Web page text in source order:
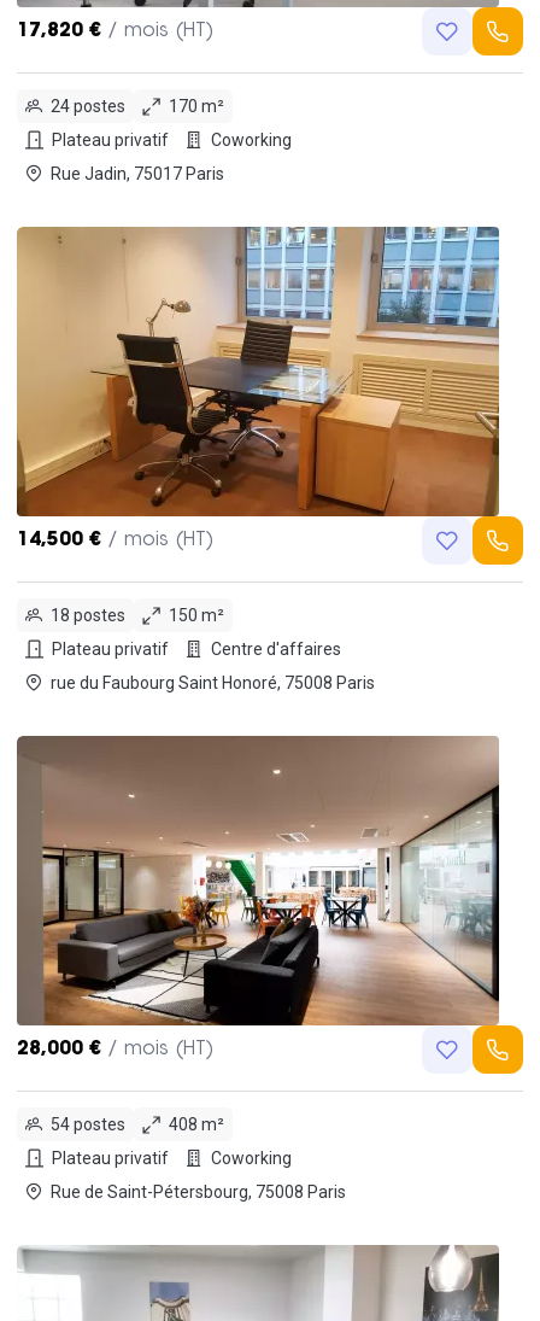
17,820 € / mois (HT)
24 postes
170 m²
Plateau privatif
Coworking
Rue Jadin, 75017 Paris
14,500 € / mois (HT)
18 postes
150 m²
Plateau privatif
Centre d'affaires
rue du Faubourg Saint Honoré, 75008 Paris
28,000 € / mois (HT)
54 postes
408 m²
Plateau privatif
Coworking
Rue de Saint-Pétersbourg, 75008 Paris